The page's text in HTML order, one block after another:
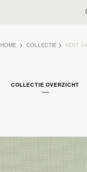
HOME COLLECTIE KENT 04
COLLECTIE OVERZICHT